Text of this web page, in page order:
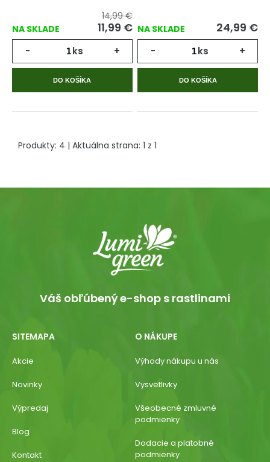
NA SKLADE
14,99 €
11,99 €
- ks +
DO KOŠÍKA
NA SKLADE 24,99 €
- ks +
DO KOŠÍKA
Produkty: 4 | Aktuálna strana: 1 z 1
Váš obľúbený e-shop s rastlinami
SITEMAPA
Akcie
Novinky
Výpredaj
Blog
Kontakt
O NÁKUPE
Výhody nákupu u nás
Vysvetlivky
Všeobecné zmluvné
podmienky
Dodacie a platobné
podmienky